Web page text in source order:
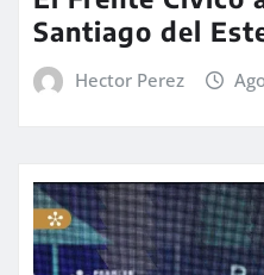
Santiago del
Hector Perez